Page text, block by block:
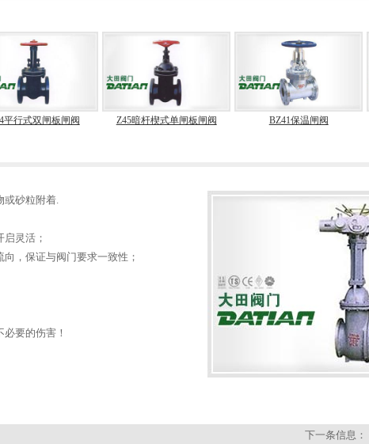
平行式双闸板闸阀 Z45暗杆楔式单闸板闸阀 BZ41保温闸阀
砂粒附着.
灵活；
，保证与阀门要求一致性；
要的伤害！
下一条信息：